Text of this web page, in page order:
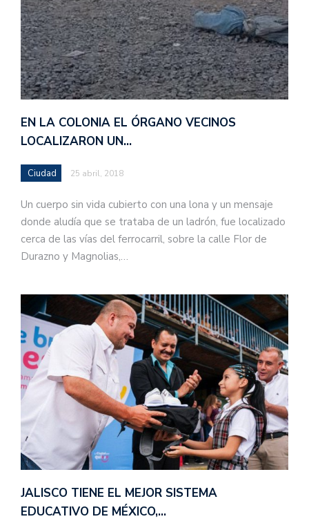
EN LA COLONIA EL ÓRGANO VECINOS
LOCALIZARON UN…
Ciudad 25 abril, 2018
Un cuerpo sin vida cubierto con una lona y un mensaje
donde aludía que se trataba de un ladrón, fue localizado
cerca de las vías del ferrocarril, sobre la calle Flor de
Durazno y Magnolias,…
JALISCO TIENE EL MEJOR SISTEMA
EDUCATIVO DE MÉXICO,…